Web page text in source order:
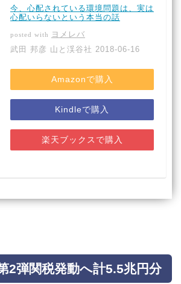
今、心配されている環境問題は、実は
心配いらないという本当の話
posted with
ヨメレバ
武田 邦彦 山と渓谷社 2018-06-16
Amazonで購入
Kindleで購入
楽天ブックスで購入
2弾関税発動へ計5.5兆円分